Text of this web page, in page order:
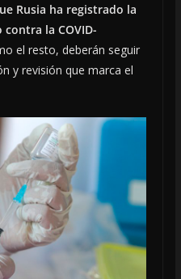
Rusia ha registrado la
la COVID-
el resto, deberán seguir
y revisión que marca el